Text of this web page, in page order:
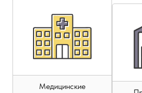
Медицинские